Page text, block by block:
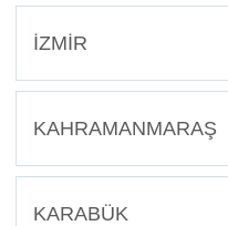
İZMİR
KAHRAMANMARAŞ
KARABÜK